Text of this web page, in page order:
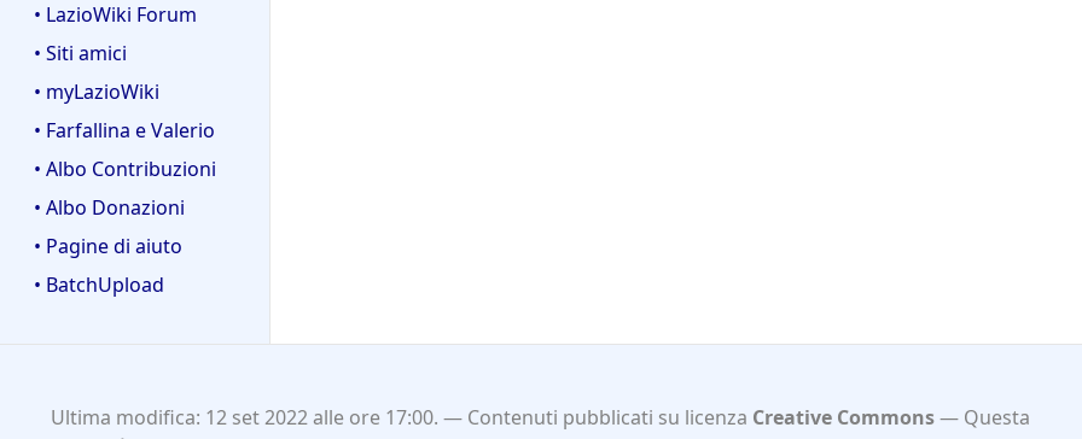
• LazioWiki Forum
• Siti amici
• myLazioWiki
• Farfallina e Valerio
• Albo Contribuzioni
• Albo Donazioni
• Pagine di aiuto
• BatchUpload
Ultima modifica: 12 set 2022 alle ore 17:00. Contenuti pubblicati su licenza Creative Commons
Questa